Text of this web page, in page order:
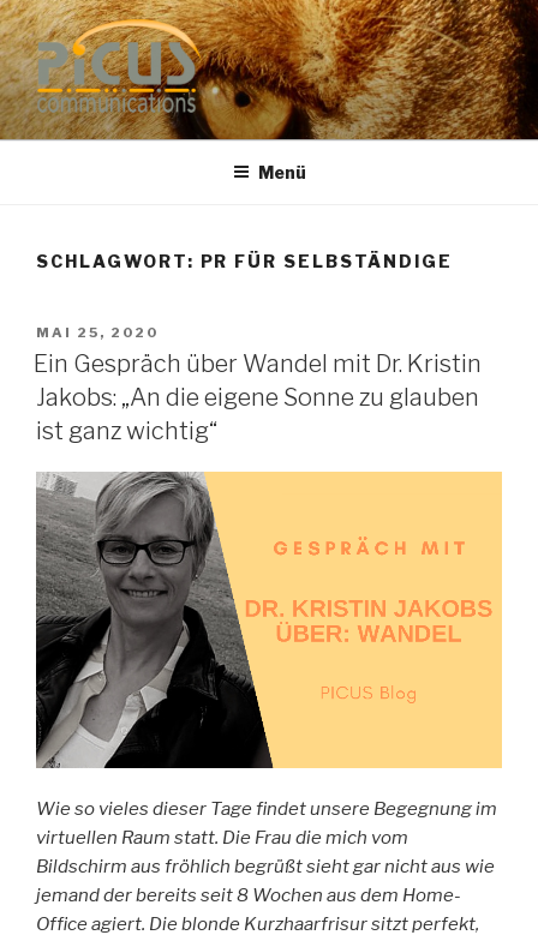
Zum
Inhalt
springen
PUBLIC RELATIONS
Dr. Heike Specht
Menü
SCHLAGWORT: PR FÜR SELBSTÄNDIGE
VERÖFFENTLICHT
AM
MAI 25, 2020
Ein Gespräch über Wandel mit Dr. Kristin
Jakobs: „An die eigene Sonne zu glauben
ist ganz wichtig“
Wie so vieles dieser Tage findet unsere Begegnung im
virtuellen Raum statt. Die Frau die mich vom
Bildschirm aus fröhlich begrüßt sieht gar nicht aus wie
jemand der bereits seit 8 Wochen aus dem Home-
Office agiert. Die blonde Kurzhaarfrisur sitzt perfekt,